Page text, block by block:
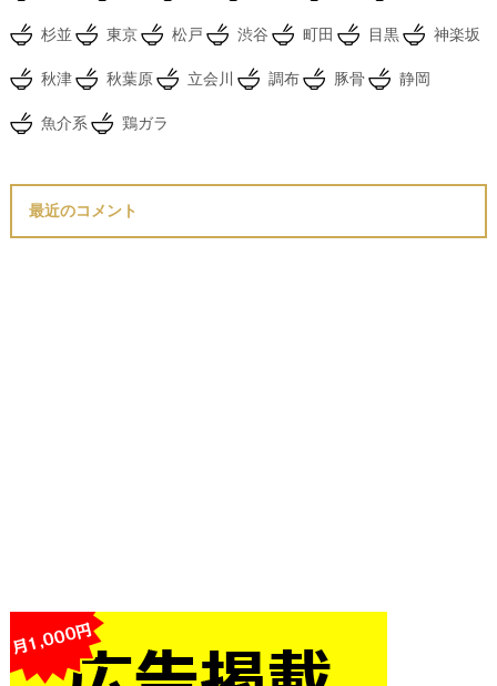
杉並 東京 松戸 渋谷 町田 目黒 神楽坂
秋津 秋葉原 立会川 調布 豚骨 静岡
魚介系 鶏ガラ
最近のコメント